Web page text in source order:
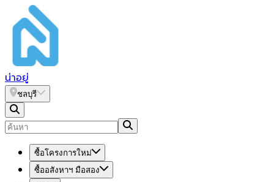
น่าอยู่
ชลบุรี
ซื้อโครงการใหม่
ซื้ออสังหาฯ มือสอง